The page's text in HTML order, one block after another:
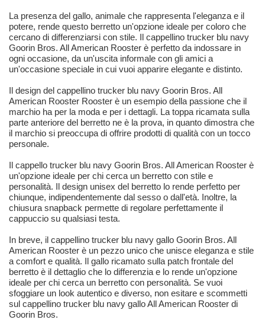
La presenza del gallo, animale che rappresenta l'eleganza e il
potere, rende questo berretto un'opzione ideale per coloro che
cercano di differenziarsi con stile. Il cappellino trucker blu navy
Goorin Bros. All American Rooster è perfetto da indossare in
ogni occasione, da un'uscita informale con gli amici a
un'occasione speciale in cui vuoi apparire elegante e distinto.
Il design del cappellino trucker blu navy Goorin Bros. All
American Rooster Rooster è un esempio della passione che il
marchio ha per la moda e per i dettagli. La toppa ricamata sulla
parte anteriore del berretto ne è la prova, in quanto dimostra che
il marchio si preoccupa di offrire prodotti di qualità con un tocco
personale.
Il cappello trucker blu navy Goorin Bros. All American Rooster è
un'opzione ideale per chi cerca un berretto con stile e
personalità. Il design unisex del berretto lo rende perfetto per
chiunque, indipendentemente dal sesso o dall'età. Inoltre, la
chiusura snapback permette di regolare perfettamente il
cappuccio su qualsiasi testa.
In breve, il cappellino trucker blu navy gallo Goorin Bros. All
American Rooster è un pezzo unico che unisce eleganza e stile
a comfort e qualità. Il gallo ricamato sulla patch frontale del
berretto è il dettaglio che lo differenzia e lo rende un'opzione
ideale per chi cerca un berretto con personalità. Se vuoi
sfoggiare un look autentico e diverso, non esitare e scommetti
sul cappellino trucker blu navy gallo All American Rooster di
Goorin Bros.